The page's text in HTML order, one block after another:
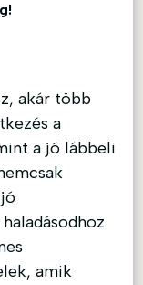
akár több
a
a jó lábbeli
amik